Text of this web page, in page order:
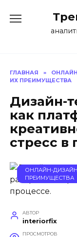
содержанию
ГЛАВНАЯ »
ИХ ПРЕИМУЩЕСТВА
Дизайн-
как
стресс в
ОНЛАЙН-
ПРЕИМУЩЕСТВА
АВТОР
interiorfix
ПРОСМОТРОВ